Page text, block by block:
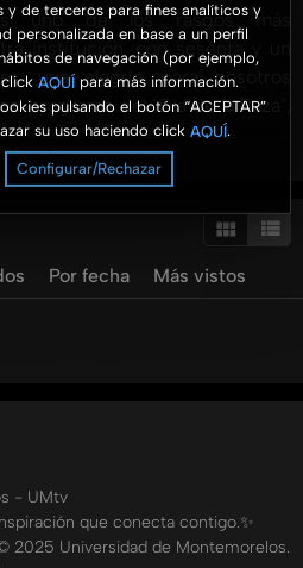
y de terceros para fines analíticos y
personalizada en base a un perfil
de navegación (por ejemplo,
AQUÍ para más información.
pulsando el botón “ACEPTAR”
su uso haciendo click AQUÍ.
Configurar/Rechazar
uno de los rasgos más
institución, con sesenta y un
una alegría para nosotros
programa del "Día de la Raza",
a la iniciativa de la Organización
del Año Internacional para la
dia de la raza
Ver más
Por fecha
Más vistos
- UMtv
que conecta contigo.✨
2025 Universidad de Montemorelos.